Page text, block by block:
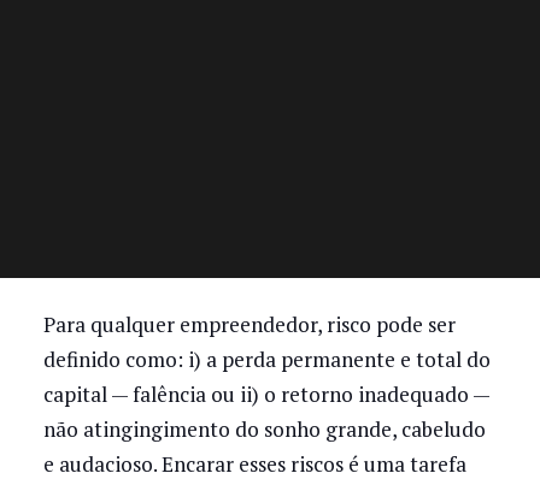
Para qualquer empreendedor, risco pode ser
definido como: i) a perda permanente e total do
capital — falência ou ii) o retorno inadequado —
não atingingimento do sonho grande, cabeludo
e audacioso. Encarar esses riscos é uma tarefa